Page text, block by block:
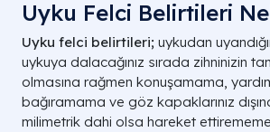
Uyku Felci Belirtileri
Uyku felci belirtileri; uykudan
uykuya dalacağınız sırada zihninizin
olmasına rağmen konuşamama,
bağıramama ve göz kapaklarınız
milimetrik dahi olsa hareket